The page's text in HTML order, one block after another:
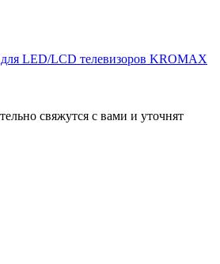
LED/LCD телевизоров KROMAX
свяжутся с вами и уточнят